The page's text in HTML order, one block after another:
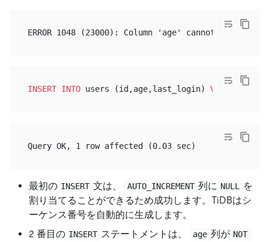
INSERT INTO users (id,age,last_login) VALUES (NULL
最初の INSERT 文は、 AUTO_INCREMENT 列に NULL
を
割り当てることができるため成功します。TiDBはシ
ーケンス番号を自動的に生成します。
2 番目の INSERT ステートメントは、 age 列が NOT